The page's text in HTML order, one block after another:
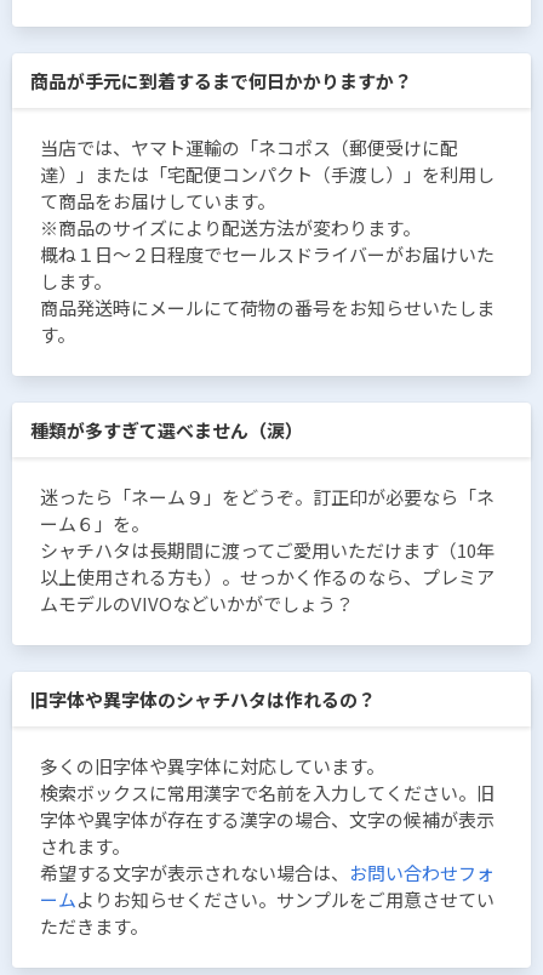
商品が手元に到着するまで何日かかりますか？
当店では、ヤマト運輸の「ネコポス（郵便受けに配
達）」または「宅配便コンパクト（手渡し）」を利用し
て商品をお届けしています。
※商品のサイズにより配送方法が変わります。
概ね１日〜２日程度でセールスドライバーがお届けいた
します。
商品発送時にメールにて荷物の番号をお知らせいたしま
す。
種類が多すぎて選べません（涙）
迷ったら「ネーム９」をどうぞ。訂正印が必要なら「ネ
ーム６」を。
シャチハタは長期間に渡ってご愛用いただけます（10年
以上使用される方も）。せっかく作るのなら、プレミア
ムモデルのVIVOなどいかがでしょう？
旧字体や異字体のシャチハタは作れるの？
多くの旧字体や異字体に対応しています。
検索ボックスに常用漢字で名前を入力してください。旧
字体や異字体が存在する漢字の場合、文字の候補が表示
されます。
希望する文字が表示されない場合は、 お問い合わせフォ
ームよりお知らせください。サンプルをご用意させてい
ただきます。